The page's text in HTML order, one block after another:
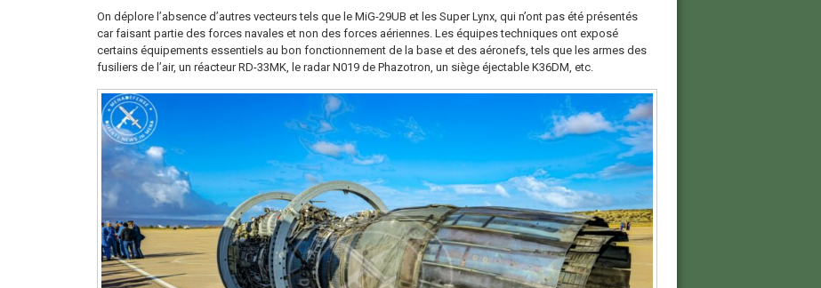
On déplore l’absence d’autres vecteurs tels que le MiG-29UB et les Super Lynx, qui n’ont pas été présentés
car faisant partie des forces navales et non des forces aériennes. Les équipes techniques ont exposé
certains équipements essentiels au bon fonctionnement de la base et des aéronefs, tels que les armes des
fusiliers de l’air, un réacteur RD-33MK, le radar N019 de Phazotron, un siège éjectable K36DM, etc.